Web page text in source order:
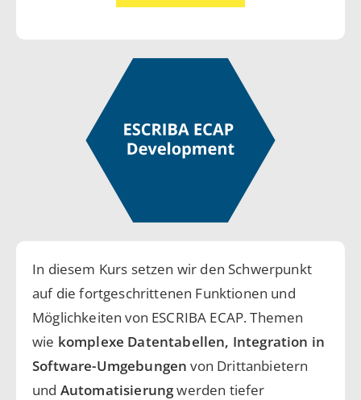
In diesem Kurs setzen wir den Schwerpunkt
auf die fortgeschrittenen Funktionen und
Möglichkeiten von ESCRIBA ECAP. Themen
wie komplexe Datentabellen, Integration in
Software-Umgebungen von Drittanbietern
und Automatisierungwerden tiefer